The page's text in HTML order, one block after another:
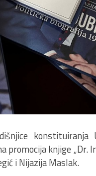
konstituiranja
promocija knjige „Dr.
i Nijazija Maslak.